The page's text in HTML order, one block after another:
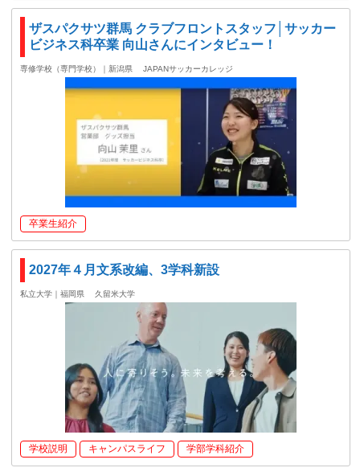
ザスパクサツ群馬 クラブフロントスタッフ│サッカー
ビジネス科卒業 向山さんにインタビュー！
専修学校（専門学校）｜新潟県 JAPANサッカーカレッジ
卒業生紹介
2027年４月文系改編、3学科新設
私立大学｜福岡県 久留米大学
学校説明 キャンパスライフ 学部学科紹介